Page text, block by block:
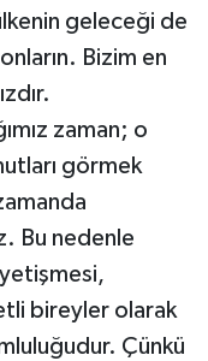
geleceği de
Bizim en
zaman; o
görmek
Bu nedenle
yetişmesi,
bireyler olarak
Çünkü